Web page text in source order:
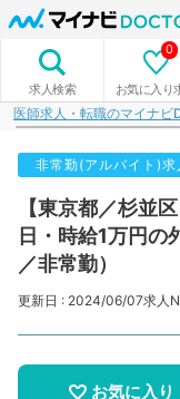
求人検索 お気に入り
0
医師求人・転職のマイナビ
非常勤(アルバイト)求
【東京都／杉並
日・時給1万円の
／非常勤）
更新日 : 2024/06/07求人
お気に入り